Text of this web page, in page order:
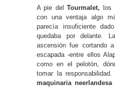
A pie delTourmalet, los
con una ventaja algo
parecía insuficiente
quedaba por delante.
ascensión fue cortando
escapada -entre ellos
como en el pelotón,
tomar la
maquinaria